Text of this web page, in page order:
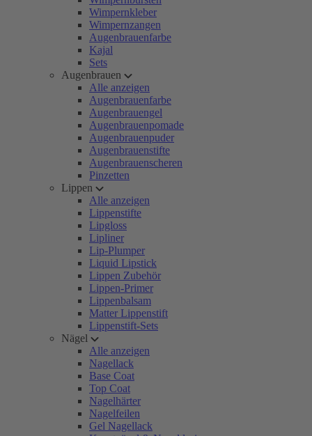
Wimpernkleber
Wimpernzangen
Augenbrauenfarbe
Kajal
Sets
Augenbrauen
Alle anzeigen
Augenbrauenfarbe
Augenbrauengel
Augenbrauenpomade
Augenbrauenpuder
Augenbrauenstifte
Augenbrauenscheren
Pinzetten
Lippen
Alle anzeigen
Lippenstifte
Lipgloss
Lipliner
Lip-Plumper
Liquid Lipstick
Lippen Zubehör
Lippen-Primer
Lippenbalsam
Matter Lippenstift
Lippenstift-Sets
Nägel
Alle anzeigen
Nagellack
Base Coat
Top Coat
Nagelhärter
Nagelfeilen
Gel Nagellack